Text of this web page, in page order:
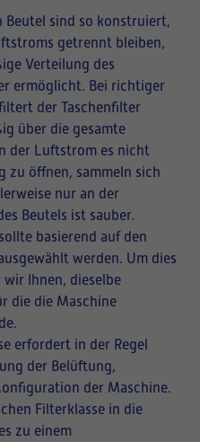
Beutel sind so konstruiert,
getrennt bleiben,
Verteilung des
ermöglicht. Bei richtiger
der Taschenfilter
über die gesamte
der Luftstrom es nicht
zu öffnen, sammeln sich
nur an der
Beutels ist sauber.
basierend auf den
werden. Um dies
Ihnen, dieselbe
die die Maschine
erfordert in der Regel
der Belüftung,
der Maschine.
Filterklasse in die
zu einem